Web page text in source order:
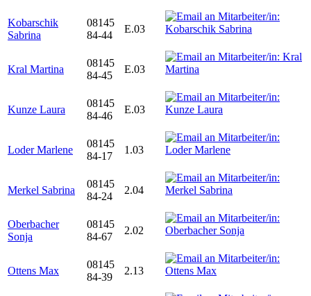
Kobarschik
Sabrina
08145
84-44
E.03
Kral Martina
08145
84-45
E.03
Kunze Laura
08145
84-46
E.03
Loder Marlene
08145
84-17
1.03
Merkel Sabrina
08145
84-24
2.04
Oberbacher
Sonja
08145
84-67
2.02
Ottens Max
08145
84-39
2.13